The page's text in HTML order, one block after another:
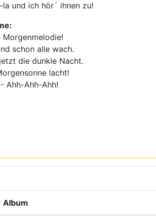
und ich hör´ ihnen zu!
Morgenmelodie!
schon alle wach.
die dunkle Nacht.
lacht!
Ahh-Ahh-Ahh!
Album